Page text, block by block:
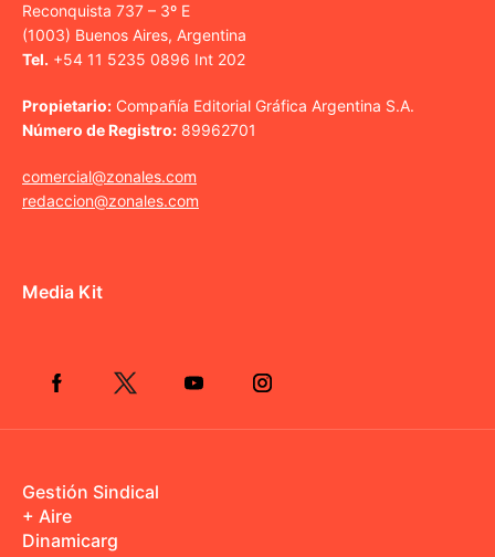
Reconquista 737 – 3º E
(1003) Buenos Aires, Argentina
Tel. +54 11 5235 0896 Int 202
Propietario: Compañía Editorial Gráfica Argentina S.A.
Número de Registro: 89962701
comercial@zonales.com
redaccion@zonales.com
Media Kit
Gestión Sindical
+ Aire
Dinamicarg